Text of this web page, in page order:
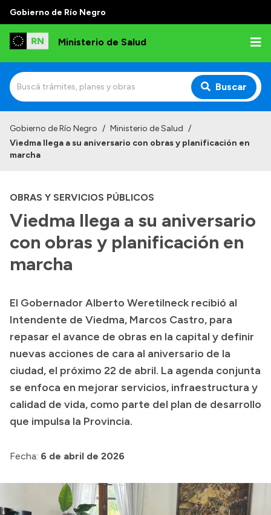
Gobierno de Río Negro
Ministerio de Salud
Buscar
Institucional
Autoridades
Consejos locales
Transparencia
Boletín Oficial
Compras y licitaciones
Consulta de expedientes
Consulta de pago a proveedores
Convocatorias
Intranet
Login
Gobierno de Río Negro / Ministerio de Salud /
Viedma llega a su aniversario con obras y planificación en
marcha
OBRAS Y SERVICIOS PÚBLICOS
Viedma llega a su aniversario
con obras y planificación en
marcha
El Gobernador Alberto Weretilneck recibió al
Intendente de Viedma, Marcos Castro, para
repasar el avance de obras en la capital y definir
nuevas acciones de cara al aniversario de la
ciudad, el próximo 22 de abril. La agenda conjunta
se enfoca en mejorar servicios, infraestructura y
calidad de vida, como parte del plan de desarrollo
que impulsa la Provincia.
Fecha: 6 de abril de 2026